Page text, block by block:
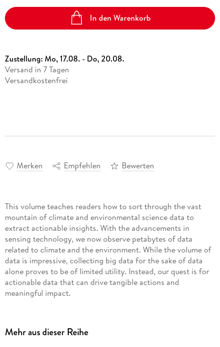
In den Warenkorb
Zustellung:Mo, 17.08. - Do, 20.08.
Versand in 7 Tagen
Versandkostenfrei
Merken Empfehlen Bewerten
This volume teaches readers how to sort through the vast
mountain of climate and environmental science data to
extract actionable insights. With the advancements in
sensing technology, we now observe petabytes of data
related to climate and the environment. While the volume of
data is impressive, collecting big data for the sake of data
alone proves to be of limited utility. Instead, our quest is for
actionable data that can drive tangible actions and
meaningful impact.
burgeoning field. Although traditional data mining struggles
Mehr aus dieser Reihe